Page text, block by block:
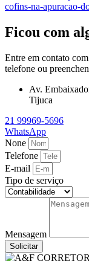
cofins-na-apuracao-
Ficou com
Entre em contato
telefone ou
Av.
Tijuca
21 99969-5696
WhatsApp
None
Telefone
E-mail
Tipo de serviço
Mensagem
Solicitar